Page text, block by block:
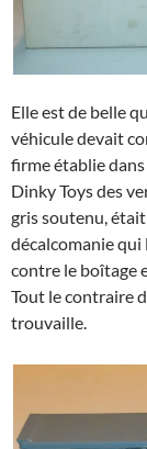
Elle est de belle
véhicule devait
firme établie
Dinky Toys des
gris soutenu,
décalcomanie qui
contre le boîtage
Tout le contraire
trouvaille.